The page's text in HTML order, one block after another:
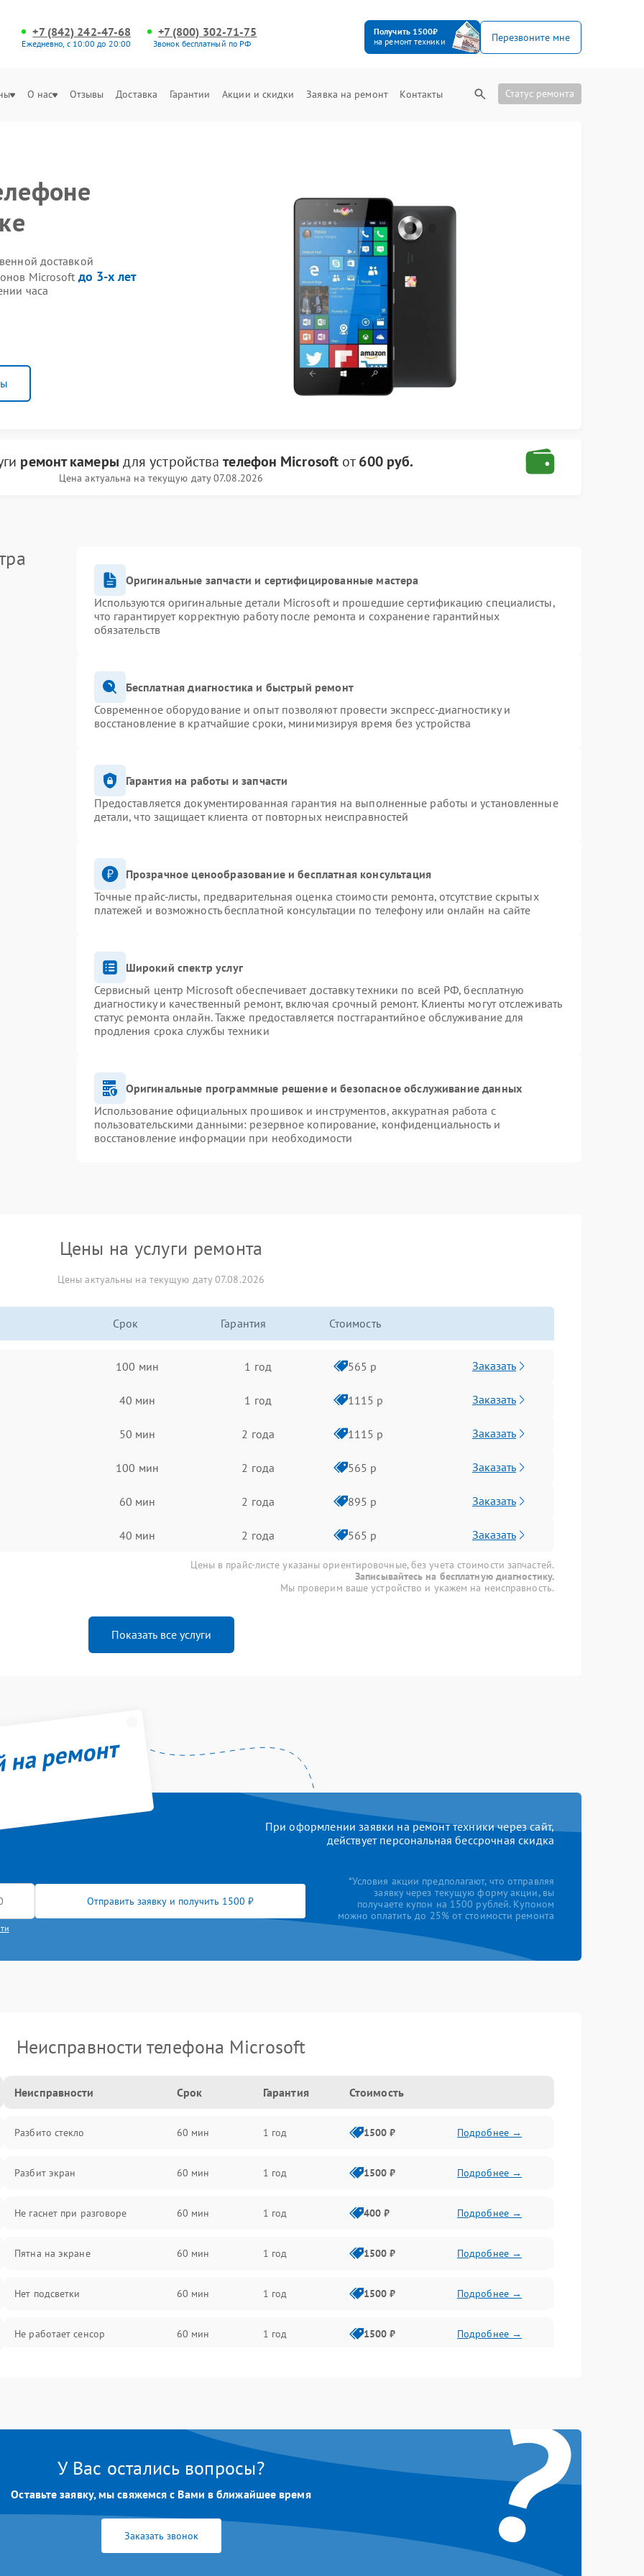
+7 (842) 242-47-68
Ежедневно, с 10:00 до 20:00
+7 (800) 302-71-75
Звонок бесплатный по РФ
Получить 1500₽
на ремонт техники
Перезвоните мне
О нас Отзывы Доставка Гарантии Акции и скидки Заявка на ремонт Контакты Статус ремонта
доставкой
Microsoft до 3-х лет
часа
ремонт камеры для устройствателефон Microsoft от600 руб.
Цена актуальна на текущую дату 07.08.2026
Оригинальные запчасти и сертифицированные мастера
Используются оригинальные детали Microsoft и прошедшие сертификацию специалисты,
что гарантирует корректную работу после ремонта и сохранение гарантийных
обязательств
Бесплатная диагностика и быстрый ремонт
Современное оборудование и опыт позволяют провести экспресс-диагностику и
восстановление в кратчайшие сроки, минимизируя время без устройства
Гарантия на работы и запчасти
Предоставляется документированная гарантия на выполненные работы и установленные
детали, что защищает клиента от повторных неисправностей
Прозрачное ценообразование и бесплатная консультация
Точные прайс-листы, предварительная оценка стоимости ремонта, отсутствие скрытых
платежей и возможность бесплатной консультации по телефону или онлайн на сайте
Широкий спектр услуг
Сервисный центр Microsoft обеспечивает доставку техники по всей РФ, бесплатную
диагностику и качественный ремонт, включая срочный ремонт. Клиенты могут отслеживать
статус ремонта онлайн. Также предоставляется постгарантийное обслуживание для
продления срока службы техники
Оригинальные программные решение и безопасное обслуживание данных
Использование официальных прошивок и инструментов, аккуратная работа с
пользовательскими данными: резервное копирование, конфиденциальность и
восстановление информации при необходимости
Цены на услуги ремонта
Цены актуальны на текущую дату 07.08.2026
Срок Гарантия Стоимость
100 мин 1 год 565 р Заказать
40 мин 1 год 1115 р Заказать
50 мин 2 года 1115 р Заказать
100 мин 2 года 565 р Заказать
60 мин 2 года 895 р Заказать
40 мин 2 года 565 р Заказать
Цены в прайс-листе указаны ориентировочные, без учета стоимости запчастей.
Записывайтесь на бесплатную диагностику.
Мы проверим ваше устройство и укажем на неисправность.
Показать все услуги
ремонт
При оформлении заявки на ремонт техники через сайт,
действует персональная бессрочная скидка
Отправить заявку и получить 1500 ₽
*Условия акции предполагают, что отправляя
заявку через текущую форму акции, вы
получаете купон на 1500 рублей. Купоном
можно оплатить до 25% от стоимости ремонта
Неисправности телефона Microsoft
Неисправности Срок Гарантия Стоимость
Разбито стекло 60 мин 1 год 1500 ₽ Подробнее →
Разбит экран 60 мин 1 год 1500 ₽ Подробнее →
Не гаснет при разговоре 60 мин 1 год 400 ₽ Подробнее →
Пятна на экране 60 мин 1 год 1500 ₽ Подробнее →
Нет подсветки 60 мин 1 год 1500 ₽ Подробнее →
Не работает сенсор 60 мин 1 год 1500 ₽ Подробнее →
1 год ?
У Вас остались вопросы?
Оставьте заявку, мы свяжемся с Вами в ближайшее время
Заказать звонок